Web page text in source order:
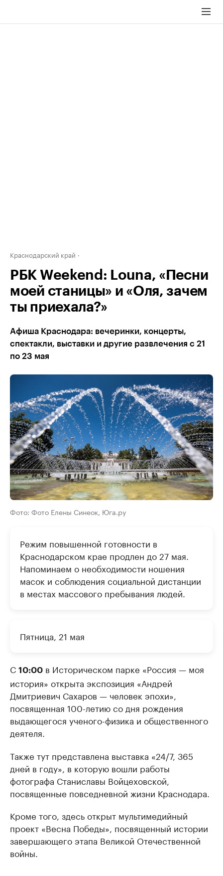
Краснодарский край
РБК Weekend: Louna, «Песни
моей станицы» и «Оля, зачем
ты приехала?»
Афиша Краснодара: вечеринки, концерты,
спектакли, выставки и другие развлечения с 21
по 23 мая
Фото: Фото Елены Синеок, Юга.ру
Режим повышенной готовности в
Краснодарском крае продлен до 27 мая.
Напоминаем о необходимости ношения
масок и соблюдения социальной дистанции
в местах массового пребывания людей.
Пятница, 21 мая
С 10:00 в Историческом парке «Россия — моя
история» открыта экспозиция «Андрей
Дмитриевич Сахаров — человек эпохи»,
посвященная 100-летию со дня рождения
выдающегося ученого-физика и общественного
деятеля.
Также тут представлена выставка «24/7, 365
дней в году», в которую вошли работы
фотографа Станиславы Войцеховской,
посвященные повседневной жизни Краснодара.
Кроме того, здесь открыт мультимедийный
проект «Весна Победы», посвященный истории
завершающего этапа Великой Отечественной
войны.